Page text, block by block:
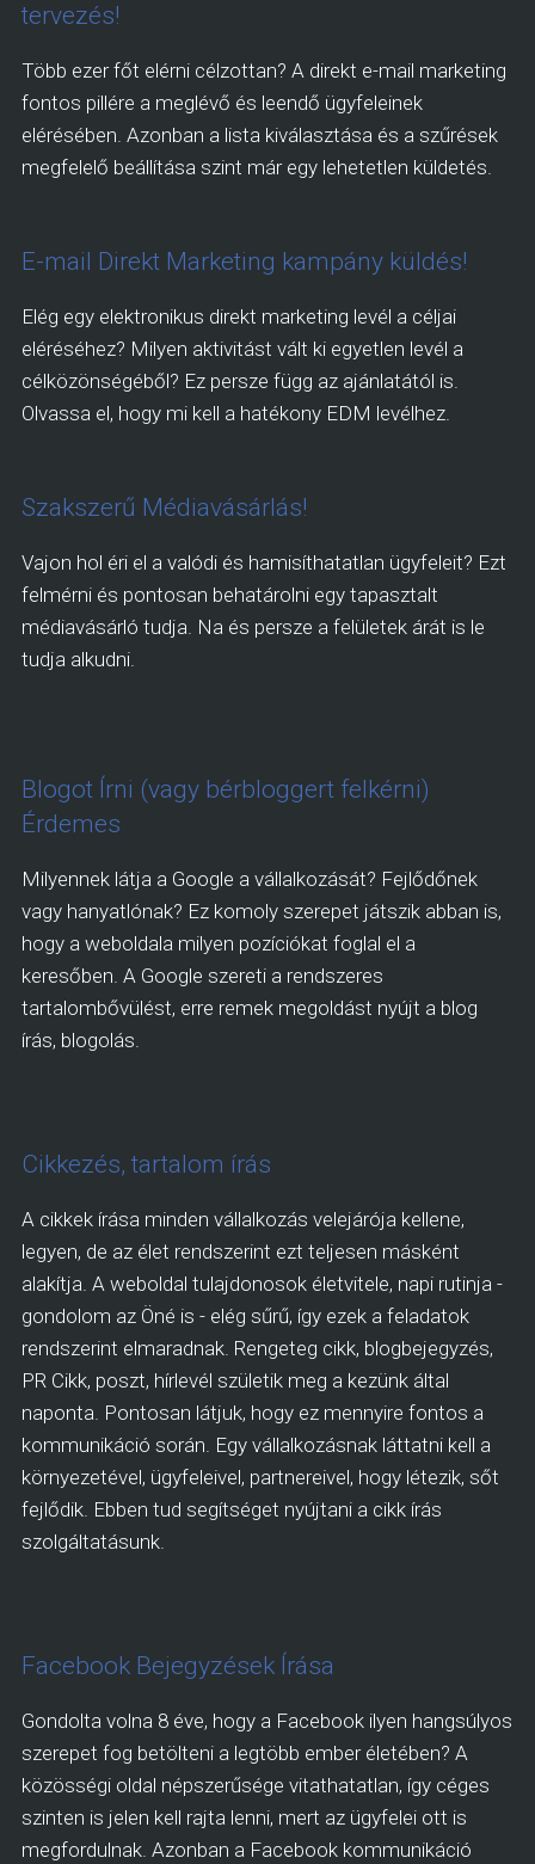
tervezés!
Több ezer főt elérni célzottan? A direkt e-mail marketing
fontos pillére a meglévő és leendő ügyfeleinek
elérésében. Azonban a lista kiválasztása és a szűrések
megfelelő beállítása szint már egy lehetetlen küldetés.
E-mail Direkt Marketing kampány küldés!
Elég egy elektronikus direkt marketing levél a céljai
eléréséhez? Milyen aktivitást vált ki egyetlen levél a
célközönségéből? Ez persze függ az ajánlatától is.
Olvassa el, hogy mi kell a hatékony EDM levélhez.
Szakszerű Médiavásárlás!
Vajon hol éri el a valódi és hamisíthatatlan ügyfeleit? Ezt
felmérni és pontosan behatárolni egy tapasztalt
médiavásárló tudja. Na és persze a felületek árát is le
tudja alkudni.
Blogot Írni (vagy bérbloggert felkérni)
Érdemes
Milyennek látja a Google a vállalkozását? Fejlődőnek
vagy hanyatlónak? Ez komoly szerepet játszik abban is,
hogy a weboldala milyen pozíciókat foglal el a
keresőben. A Google szereti a rendszeres
tartalombővülést, erre remek megoldást nyújt a blog
írás, blogolás.
Cikkezés, tartalom írás
A cikkek írása minden vállalkozás velejárója kellene,
legyen, de az élet rendszerint ezt teljesen másként
alakítja. A weboldal tulajdonosok életvitele, napi rutinja -
gondolom az Öné is - elég sűrű, így ezek a feladatok
rendszerint elmaradnak. Rengeteg cikk, blogbejegyzés,
PR Cikk, poszt, hírlevél születik meg a kezünk által
naponta. Pontosan látjuk, hogy ez mennyire fontos a
kommunikáció során. Egy vállalkozásnak láttatni kell a
környezetével, ügyfeleivel, partnereivel, hogy létezik, sőt
fejlődik. Ebben tud segítséget nyújtani a cikk írás
szolgáltatásunk.
Facebook Bejegyzések Írása
Gondolta volna 8 éve, hogy a Facebook ilyen hangsúlyos
szerepet fog betölteni a legtöbb ember életében? A
közösségi oldal népszerűsége vitathatatlan, így céges
szinten is jelen kell rajta lenni, mert az ügyfelei ott is
megfordulnak. Azonban a Facebook kommunikáció